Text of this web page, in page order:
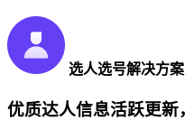
选人选号解决方案
优质达人信息活跃更新